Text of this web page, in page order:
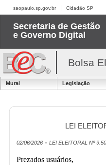
saopaulo.sp.gov.br Cidadão SP
Secretaria de Gestão
e Governo Digital
Bolsa
Mural Legislação
LEI
02/06/2026 - LEI ELEITORAL Nº
Prezados usuários,